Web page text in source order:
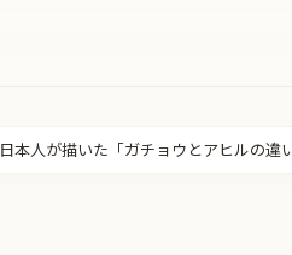
日本人が描いた「ガチョウとアヒルの違